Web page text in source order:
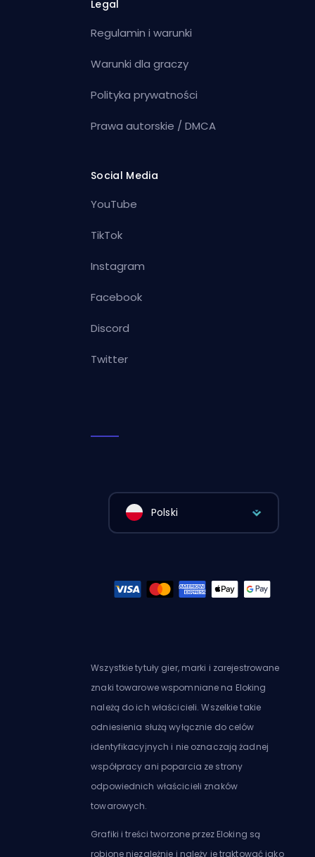
Legal
Regulamin i warunki
Warunki dla graczy
Polityka prywatności
Prawa autorskie / DMCA
Social Media
YouTube
TikTok
Instagram
Facebook
Discord
Twitter
Polski
Wszystkie tytuły gier, marki i zarejestrowane
znaki towarowe wspomniane na Eloking
należą do ich właścicieli. Wszelkie takie
odniesienia służą wyłącznie do celów
identyfikacyjnych i nie oznaczają żadnej
współpracy ani poparcia ze strony
odpowiednich właścicieli znaków
towarowych.
Grafiki i treści tworzone przez Eloking są
robione niezależnie i należy je traktować jako